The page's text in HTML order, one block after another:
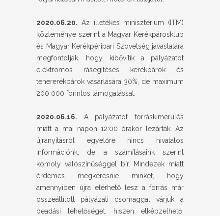
2020.06.20. Az illetékes minisztérium (ITM)
közleménye szerint a Magyar Kerékpárosklub
és Magyar Kerékpéripari Szövetség javaslatára
megfontolják, hogy kibővítik a pályázatot
elektromos rásegítéses kerékpárok és
tehererékpárok vásárlására 30%, de maximum
200 000 forintos támogatással.
2020.06.16. A pályázatot forráskimerülés
miatt a mai napon 12:00 órakor lezárták. Az
újranyitásról egyelőre nincs hivatalos
információnk, de a számításaink szerint
komoly valószínűséggel bír. Mindezek miatt
érdemes megkeresnie minket, hogy
amennyiben újra elérhető lesz a forrás már
összeállított pályázati csomaggal várjuk a
beadási lehetőséget, hiszen elképzelhető,